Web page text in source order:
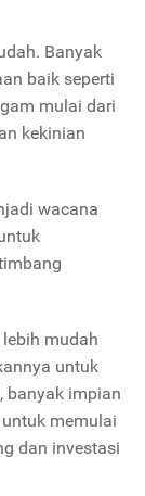
Banyak
baik seperti
mulai dari
kekinian
wacana
mudah
untuk
banyak impian
memulai
dan investasi